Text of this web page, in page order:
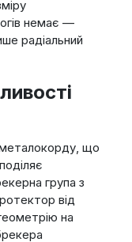
немає —
радіальний
що
група з
від
на